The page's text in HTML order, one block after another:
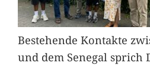
Bestehende Kontakte
und dem Senegal